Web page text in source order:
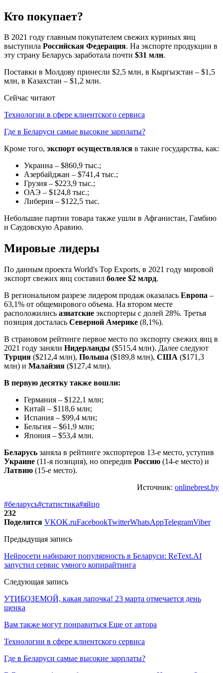
Кто покупает?
В 2021 году главным покупателем свежих куриных яиц
выступила Российская Федерация. На экспорте продукции в
эту страну Беларусь заработала почти $31 млн.
Поставки в Молдову принесли $2,5 млн, в Кыргызстан – $1,5
млн, в Казахстан – $1,2 млн.
Сейчас читают
Технологии в сфере клиентского сервиса
Где в Беларуси самые высокие зарплаты?
Кроме того, экспорт осуществлялся в такие государства, как:
Украина – $860,9 тыс.;
Азербайджан – $741,4 тыс.;
Грузия – $223,9 тыс.;
ОАЭ – $124,8 тыс.;
Либерия – $122,5 тыс.
Небольшие партии товара также ушли в Афганистан, Гамбию
и Саудовскую Аравию.
Мировые лидеры
По данным проекта World's Top Exports, в 2021 году мировой
экспорт свежих яиц составил более $2 млрд.
В региональном разрезе лидером продаж оказалась Европа –
63,1% от общемирового объема. На втором месте
расположились азиатские экспортеры с долей 28%. Третья
позиция досталась Северной Америке (8,1%).
В страновом рейтинге первое место по экспорту свежих яиц в
2021 году заняли Нидерланды ($515,4 млн). Далее следуют
Турция ($212,4 млн), Польша ($189,8 млн), США ($171,3
млн) и Малайзия ($127,4 млн).
В первую десятку также вошли:
Германия – $122,1 млн;
Китай – $118,6 млн;
Испания – $99,4 млн;
Бельгия – $61,9 млн;
Япония – $53,4 млн.
Беларусь заняла в рейтинге экспортеров 13-е место, уступив
Украине (11-я позиция), но опередив Россию (14-е место) и
Латвию (15-е место).
Источник: onlinebrest.by
#беларусь#статистика#яйцо
232
Поделится VKOK.ruFacebookTwitterWhatsAppTelegramViber
Предыдущая запись
Нейросети набирают популярность в Беларуси: ReText.AI
запустил сервис умного копирайтинга
Следующая запись
УТИБОЗЕМОЙ, какая лапочка! 23 марта отмечается день
щенка
Вам также могут понравиться Еще от автора
Технологии в сфере клиентского сервиса
Где в Беларуси самые высокие зарплаты?